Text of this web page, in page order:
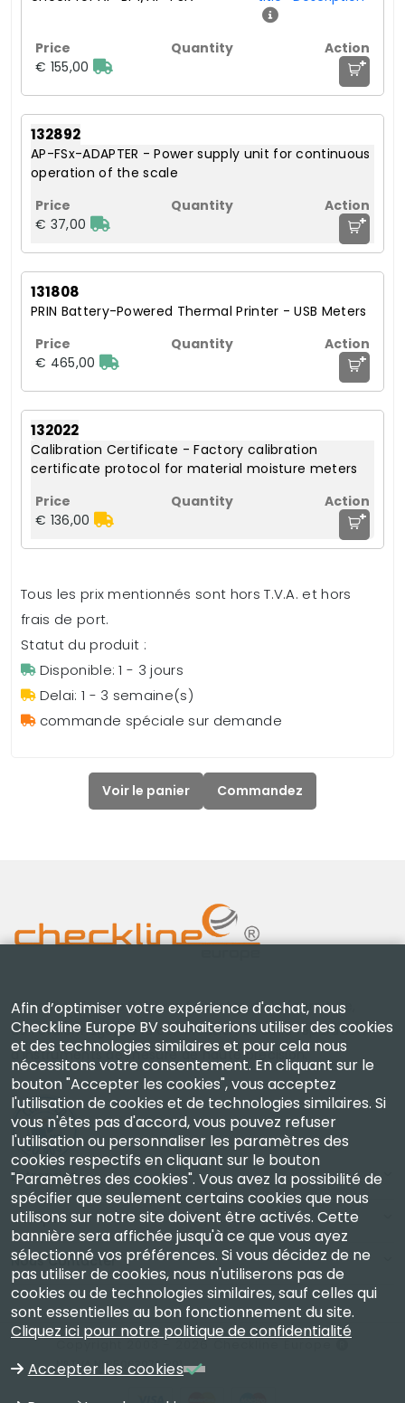
€ 155,00 +
132892
AP-FSx-ADAPTER - Power supply unit for continuous
operation of the scale
€ 37,00 +
131808
PRIN Battery-Powered Thermal Printer - USB Meters
€ 465,00 +
132022
Calibration Certificate - Factory calibration
certificate protocol for material moisture meters
€ 136,00 +
Tous les prix mentionnés sont hors T.V.A. et hors
frais de port.
Statut du produit :
Disponible: 1 - 3 jours
Delai: 1 - 3 semaine(s)
commande spéciale sur demande
Voir le panier Commandez
Checkline Europe B.V. — spécialistes de la fourniture,
de l'étalonnage, de la certification et de la réparation
d'instruments de mesure de haute précision.
Entreprise
Compte
Nous Contacter
Copyright 2003 - 2026 Checkline Europe
N° TVA NL850630721B01
Afin d’optimiser votre expérience d'achat, nous
Checkline Europe BV souhaiterions utiliser des cookies
et des technologies similaires et pour cela nous
nécessitons votre consentement. En cliquant sur le
bouton "Accepter les cookies", vous acceptez
l'utilisation de cookies et de technologies similaires. Si
vous n'êtes pas d'accord, vous pouvez refuser
l'utilisation ou personnaliser les paramètres des
cookies respectifs en cliquant sur le bouton
"Paramètres des cookies". Vous avez la possibilité de
spécifier que seulement certains cookies que nous
utilisons sur notre site doivent être activés. Cette
bannière sera affichée jusqu'à ce que vous ayez
sélectionné vos préférences. Si vous décidez de ne
pas utiliser de cookies, nous n'utiliserons pas de
cookies ou de technologies similaires, sauf celles qui
sont essentielles au bon fonctionnement du site.
Cliquez ici pour notre politique de confidentialité
Accepter les cookies